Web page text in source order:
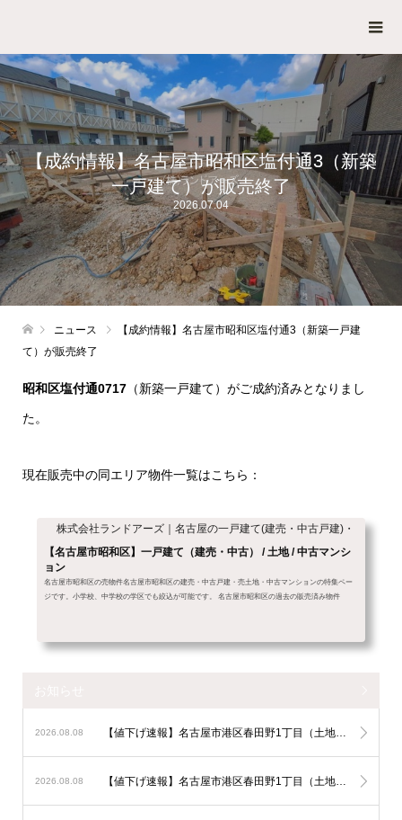
【成約情報】名古屋市昭和区塩付通3（新築
一戸建て）が販売終了
2026.07.04
ニュース
【成約情報】名古屋市昭和区塩付通3（新築一戸建
て）が販売終了
昭和区塩付通0717（新築一戸建て）がご成約済みとなりまし
た。
現在販売中の同エリア物件一覧はこちら：
株式会社ランドアーズ｜名古屋の一戸建て(建売・中古戸建)・中古マ
【名古屋市昭和区】一戸建て（建売・中古） / 土地 / 中古マンシ
ョン
名古屋市昭和区の売物件名古屋市昭和区の建売・中古戸建・売土地・中古マンションの特集ペー
ジです。小学校、中学校の学区でも絞込が可能です。 名古屋市昭和区の過去の販売済み物件
2026.08.08 【値下げ速報】名古屋市港区春田野1丁目（土地）A（土地）が100万円ダウン！
2026.08.08 【値下げ速報】名古屋市港区春田野1丁目（土地）B（土地）が100万円ダウン！